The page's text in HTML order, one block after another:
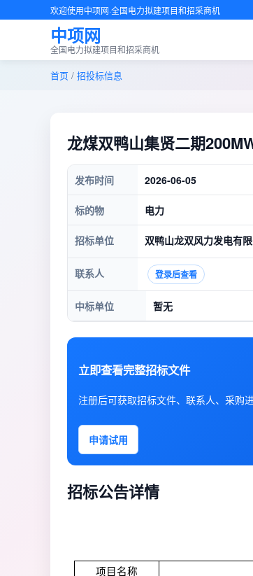
欢迎使用中项网·全国电力拟建项目和招采商机
中项网
全国电力拟建项目和招采商机
首页 / 招投标信息
龙煤双鸭山集贤二期
发布时间 2026-06-05
标的物 电力
招标单位 双鸭山龙双风力发电有
联系人 登录后查看
中标单位 暂无
立即查看完整招标文件
注册后可获取招标文件、联系人、采购
申请试用
招标公告详情
项目名称